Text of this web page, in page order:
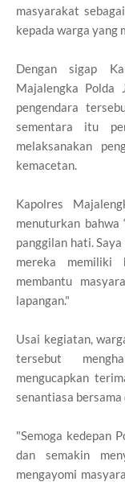
masyarakat
kepada warga yang
Dengan sigap
Majalengka Polda
pengendara
sementara itu
melaksanakan
kemacetan.
Kapolres
menuturkan bahwa
panggilan hati.
mereka memiliki
membantu
lapangan."
Usai kegiatan,
tersebut
mengucapkan
senantiasa
"Semoga kedepan
dan semakin
mengayomi